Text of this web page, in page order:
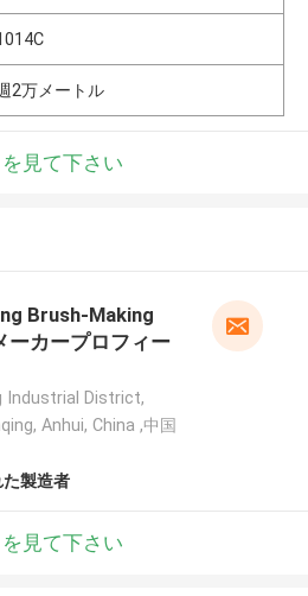
2万メートル
見て下さい
Brush-Making
ーカープロフィー
Industrial District,
Anhui, China ,中国
製造者
見て下さい